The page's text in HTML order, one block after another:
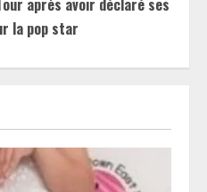
après avoir déclaré ses
la pop star